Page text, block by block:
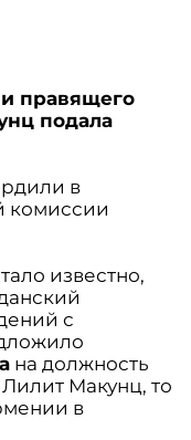
правящего
подала
в
комиссии
известно,
с
на должность
Макунц, то
в